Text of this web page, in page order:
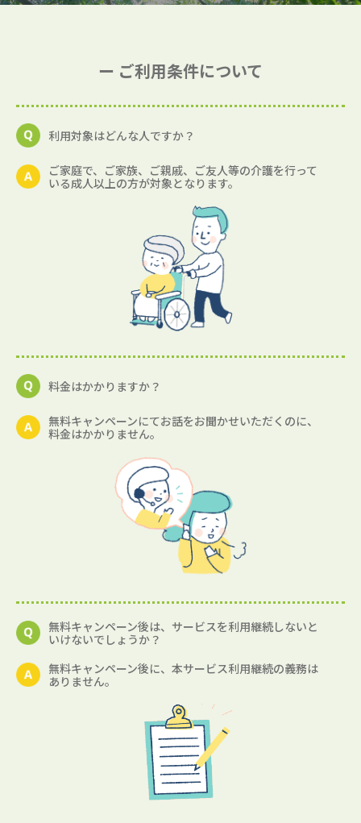
ー ご利用条件について
利用対象はどんな人ですか？
ご家庭で、ご家族、ご親戚、ご友人等の介護を行って
いる成人以上の方が対象となります。
料金はかかりますか？
無料キャンペーンにてお話をお聞かせいただくのに、
料金はかかりません。
無料キャンペーン後は、サービスを利用継続しないと
いけないでしょうか？
無料キャンペーン後に、本サービス利用継続の義務は
ありません。